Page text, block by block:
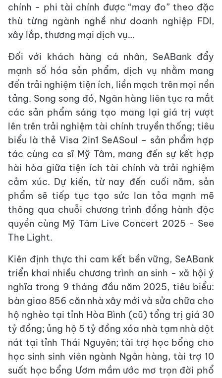
chính - phi tài chính được “may đo” theo đặc
thù từng ngành nghề như doanh nghiệp FDI,
xây lắp, thương mại dịch vụ…
Đối với khách hàng cá nhân, SeABank đẩy
mạnh số hóa sản phẩm, dịch vụ nhằm mang
đến trải nghiệm tiện ích, liền mạch trên mọi nền
tảng. Song song đó, Ngân hàng liên tục ra mắt
các sản phẩm sáng tạo mang lại giá trị vượt
lên trên trải nghiệm tài chính truyền thống; tiêu
biểu là thẻ Visa 2in1 SeASoul – sản phẩm hợp
tác cùng ca sĩ Mỹ Tâm, mang đến sự kết hợp
hài hòa giữa tiện ích tài chính và trải nghiệm
cảm xúc. Dự kiến, từ nay đến cuối năm, sản
phẩm sẽ tiếp tục tạo sức lan tỏa mạnh mẽ
thông qua chuỗi chương trình đồng hành độc
quyền cùng Mỹ Tâm Live Concert 2025 - See
The Light.
Kiên định thực thi cam kết bền vững, SeABank
triển khai nhiều chương trình an sinh - xã hội ý
nghĩa trong 9 tháng đầu năm 2025, tiêu biểu:
bàn giao 856 căn nhà xây mới và sửa chữa cho
hộ nghèo tại tỉnh Hòa Bình (cũ) tổng trị giá 30
tỷ đồng; ủng hộ 5 tỷ đồng xóa nhà tạm nhà dột
nát tại tỉnh Thái Nguyên; tài trợ học bổng cho
học sinh sinh viên ngành Ngân hàng, tài trợ 10
suất học bổng Ươm mầm ước mơ trọn đời phổ